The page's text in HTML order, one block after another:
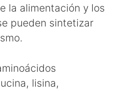
la alimentación y los
pueden sintetizar
lisina,